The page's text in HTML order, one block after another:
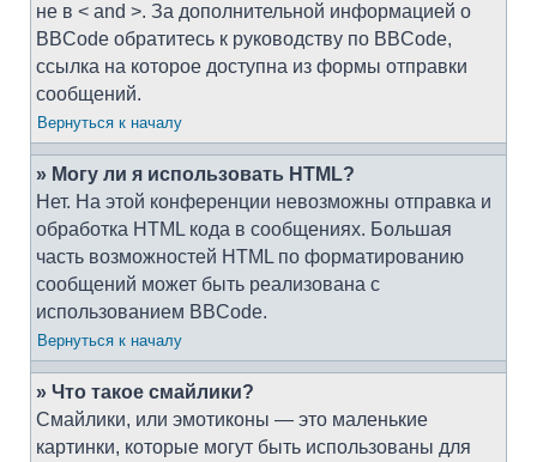
не в < and >. За дополнительной информацией о
BBCode обратитесь к руководству по BBCode,
ссылка на которое доступна из формы отправки
сообщений.
Вернуться к началу
» Могу ли я использовать HTML?
Нет. На этой конференции невозможны отправка и
обработка HTML кода в сообщениях. Большая
часть возможностей HTML по форматированию
сообщений может быть реализована с
использованием BBCode.
Вернуться к началу
» Что такое смайлики?
Смайлики, или эмотиконы — это маленькие
картинки, которые могут быть использованы для